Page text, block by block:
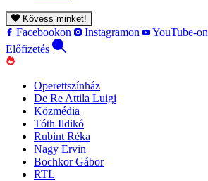
Kövess minket!
Facebookon Instagramon YouTube-on
Előfizetés
Operettszínház
De Re Attila Luigi
Közmédia
Tóth Ildikó
Rubint Réka
Nagy Ervin
Bochkor Gábor
RTL